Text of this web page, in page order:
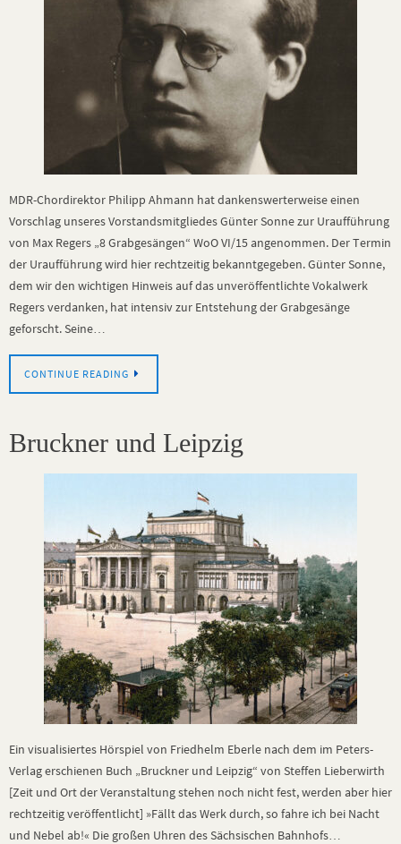
MDR-Chordirektor Philipp Ahmann hat dankenswerterweise einen
Vorschlag unseres Vorstandsmitgliedes Günter Sonne zur Uraufführung
von Max Regers „8 Grabgesängen“ WoO VI/15 angenommen. Der Termin
der Uraufführung wird hier rechtzeitig bekanntgegeben. Günter Sonne,
dem wir den wichtigen Hinweis auf das unveröffentlichte Vokalwerk
Regers verdanken, hat intensiv zur Entstehung der Grabgesänge
geforscht. Seine…
CONTINUE READING
Bruckner und Leipzig
Ein visualisiertes Hörspiel von Friedhelm Eberle nach dem im Peters-
Verlag erschienen Buch „Bruckner und Leipzig“ von Steffen Lieberwirth
[Zeit und Ort der Veranstaltung stehen noch nicht fest, werden aber hier
rechtzeitig veröffentlicht] »Fällt das Werk durch, so fahre ich bei Nacht
und Nebel ab!« Die großen Uhren des Sächsischen Bahnhofs…